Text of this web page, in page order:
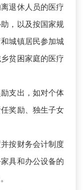
退休人员的医疗
，以及按国家规
城镇居民参加城
贫困家庭的医疗
支出，如对个体
奖励、独生子女
按财务会计制度
具和办公设备的